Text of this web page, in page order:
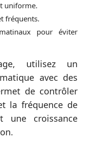
uniforme.
fréquents.
pour éviter
utilisez un
avec des
de contrôler
la fréquence de
une croissance